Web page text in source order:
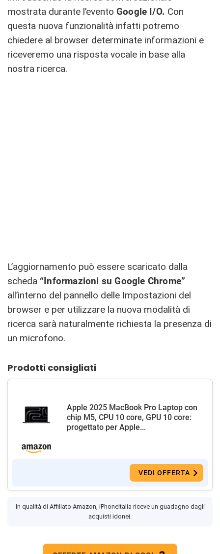
mostrata durante l’evento Google I/O. Con
questa nuova funzionalità infatti potremo
chiedere al browser determinate informazioni e
riceveremo una risposta vocale in base alla
nostra ricerca.
L’aggiornamento può essere scaricato dalla
scheda “Informazioni su Google Chrome”
all’interno del pannello delle Impostazioni del
browser e per utilizzare la nuova modalità di
ricerca sarà naturalmente richiesta la presenza di
un microfono.
Prodotti consigliati
Apple 2025 MacBook Pro Laptop con
chip M5, CPU 10 core, GPU 10 core:
progettato per Apple...
VEDI OFFERTA
In qualità di Affiliato Amazon, iPhoneItalia riceve un guadagno dagli
acquisti idonei.